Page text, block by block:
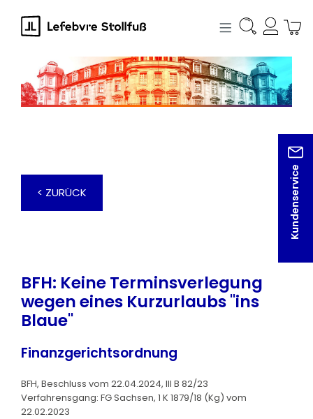
springen
Kundenservice
< ZURÜCK
BFH: Keine Terminsverlegung
wegen eines Kurzurlaubs "ins
Blaue"
Finanzgerichtsordnung
BFH, Beschluss vom 22.04.2024, III B 82/23
Verfahrensgang: FG Sachsen, 1 K 1879/18 (Kg) vom
22.02.2023